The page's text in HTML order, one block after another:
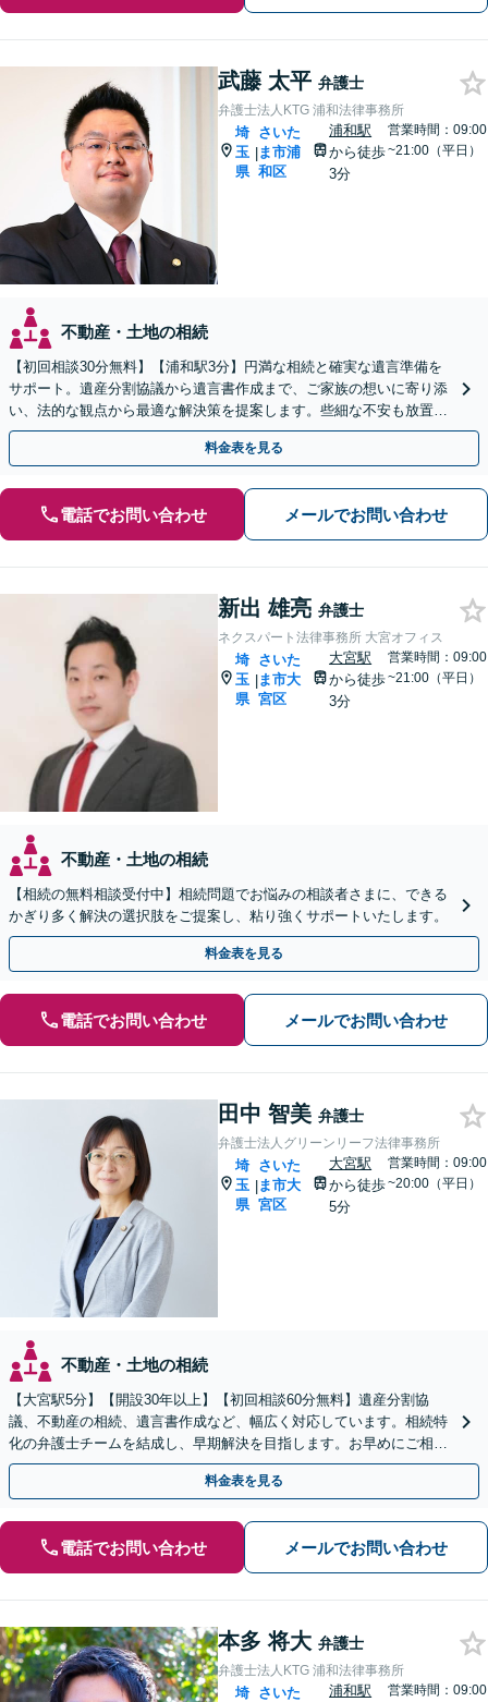
武藤 太平 弁護士
弁護士法人KTG 浦和法律事務所
埼
玉
県
|
さいた
ま市浦
和区
浦和駅
から徒歩
3分
営業時間：09:00
~21:00（平日）
不動産・土地の相続
【初回相談30分無料】【浦和駅3分】円満な相続と確実な遺言準備を
サポート。遺産分割協議から遺言書作成まで、ご家族の想いに寄り添
い、法的な観点から最適な解決策を提案します。些細な不安も放置せ
ず、親族間のトラブルに発展する前にまずは弁護士へ
料金表を見る
電話でお問い合わせ メールでお問い合わせ
新出 雄亮 弁護士
ネクスパート法律事務所 大宮オフィス
埼
玉
県
|
さいた
ま市大
宮区
大宮駅
から徒歩
3分
営業時間：09:00
~21:00（平日）
不動産・土地の相続
【相続の無料相談受付中】相続問題でお悩みの相談者さまに、できる
かぎり多く解決の選択肢をご提案し、粘り強くサポートいたします。
料金表を見る
電話でお問い合わせ メールでお問い合わせ
田中 智美 弁護士
弁護士法人グリーンリーフ法律事務所
埼
玉
県
|
さいた
ま市大
宮区
大宮駅
から徒歩
5分
営業時間：09:00
~20:00（平日）
不動産・土地の相続
【大宮駅5分】【開設30年以上】【初回相談60分無料】遺産分割協
議、不動産の相続、遺言書作成など、幅広く対応しています。相続特
化の弁護士チームを結成し、早期解決を目指します。お早めにご相談
ください。【電話相談可】【休日・夜間対応】
料金表を見る
電話でお問い合わせ メールでお問い合わせ
本多 将大 弁護士
弁護士法人KTG 浦和法律事務所
埼 さいた
浦和駅
営業時間：09:00